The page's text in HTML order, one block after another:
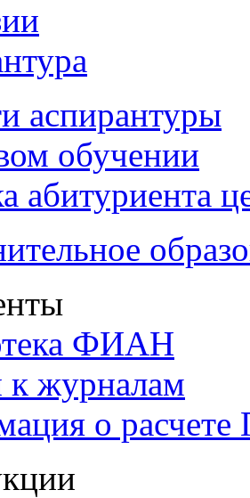
аспирантуры
обучении
абитуриента
ФИАН
к журналам
о